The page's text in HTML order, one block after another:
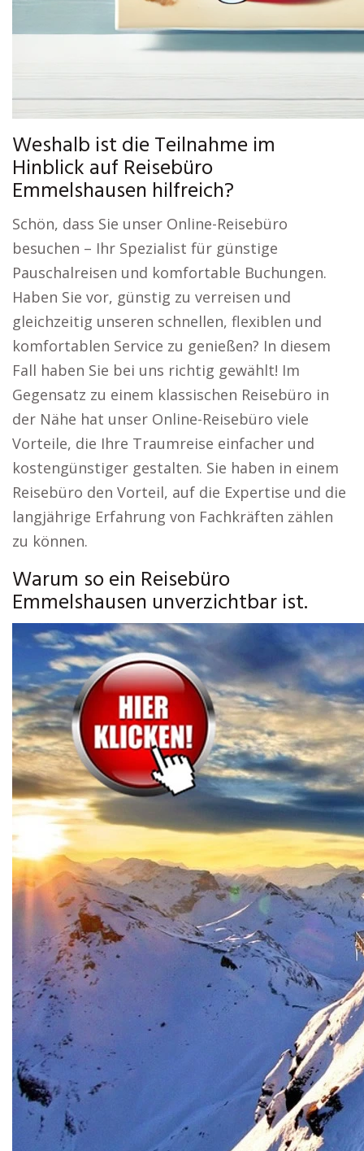
Weshalb ist die Teilnahme im
Hinblick auf Reisebüro
Emmelshausen hilfreich?
Schön, dass Sie unser Online-Reisebüro
besuchen – Ihr Spezialist für günstige
Pauschalreisen und komfortable Buchungen.
Haben Sie vor, günstig zu verreisen und
gleichzeitig unseren schnellen, flexiblen und
komfortablen Service zu genießen? In diesem
Fall haben Sie bei uns richtig gewählt! Im
Gegensatz zu einem klassischen Reisebüro in
der Nähe hat unser Online-Reisebüro viele
Vorteile, die Ihre Traumreise einfacher und
kostengünstiger gestalten. Sie haben in einem
Reisebüro den Vorteil, auf die Expertise und die
langjährige Erfahrung von Fachkräften zählen
zu können.
Warum so ein Reisebüro
Emmelshausen unverzichtbar ist.